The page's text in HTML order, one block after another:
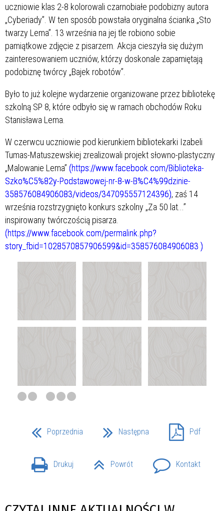
uczniowie klas 2-8 kolorowali czarnobiałe podobizny autora
„Cyberiady”. W ten sposób powstała oryginalna ścianka „Sto
twarzy Lema”. 13 września na jej tle robiono sobie
pamiątkowe zdjęcie z pisarzem. Akcja cieszyła się dużym
zainteresowaniem uczniów, którzy doskonale zapamiętają
podobiznę twórcy „Bajek robotów”.
Było to już kolejne wydarzenie organizowane przez bibliotekę
szkolną SP 8, które odbyło się w ramach obchodów Roku
Stanisława Lema.
W czerwcu uczniowie pod kierunkiem bibliotekarki Izabeli
Tumas-Matuszewskiej zrealizowali projekt słowno-plastyczny
„Malowanie Lema” (https://www.facebook.com/Biblioteka-
Szko%C5%82y-Podstawowej-nr-8-w-B%C4%99dzinie-
358576084906083/videos/347095557124396), zaś 14
września rozstrzygnięto konkurs szkolny „Za 50 lat...”
inspirowany twórczością pisarza.
(https://www.facebook.com/permalink.php?
story_fbid=1028570857906599&id=358576084906083 )
Poprzednia Następna Pdf
Drukuj Powrót Kontakt